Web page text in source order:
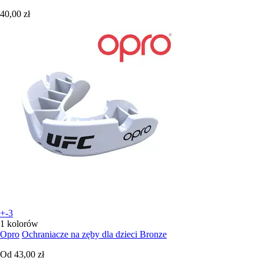
40,00 zł
+-3
1 kolorów
Opro Ochraniacze na zęby dla dzieci Bronze
Od 43,00 zł